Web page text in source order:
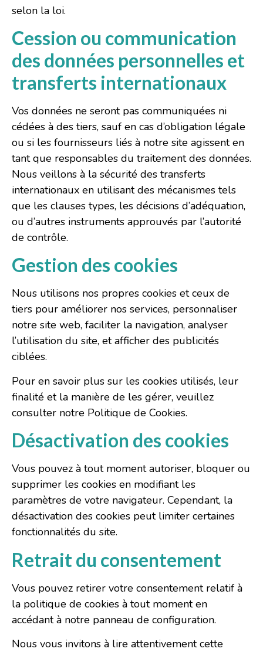
selon la loi.
Cession ou communication
des données personnelles et
transferts internationaux
Vos données ne seront pas communiquées ni
cédées à des tiers, sauf en cas d’obligation légale
ou si les fournisseurs liés à notre site agissent en
tant que responsables du traitement des données.
Nous veillons à la sécurité des transferts
internationaux en utilisant des mécanismes tels
que les clauses types, les décisions d’adéquation,
ou d’autres instruments approuvés par l’autorité
de contrôle.
Gestion des cookies
Nous utilisons nos propres cookies et ceux de
tiers pour améliorer nos services, personnaliser
notre site web, faciliter la navigation, analyser
l’utilisation du site, et afficher des publicités
ciblées.
Pour en savoir plus sur les cookies utilisés, leur
finalité et la manière de les gérer, veuillez
consulter notre Politique de Cookies.
Désactivation des cookies
Vous pouvez à tout moment autoriser, bloquer ou
supprimer les cookies en modifiant les
paramètres de votre navigateur. Cependant, la
désactivation des cookies peut limiter certaines
fonctionnalités du site.
Retrait du consentement
Vous pouvez retirer votre consentement relatif à
la politique de cookies à tout moment en
accédant à notre panneau de configuration.
Nous vous invitons à lire attentivement cette